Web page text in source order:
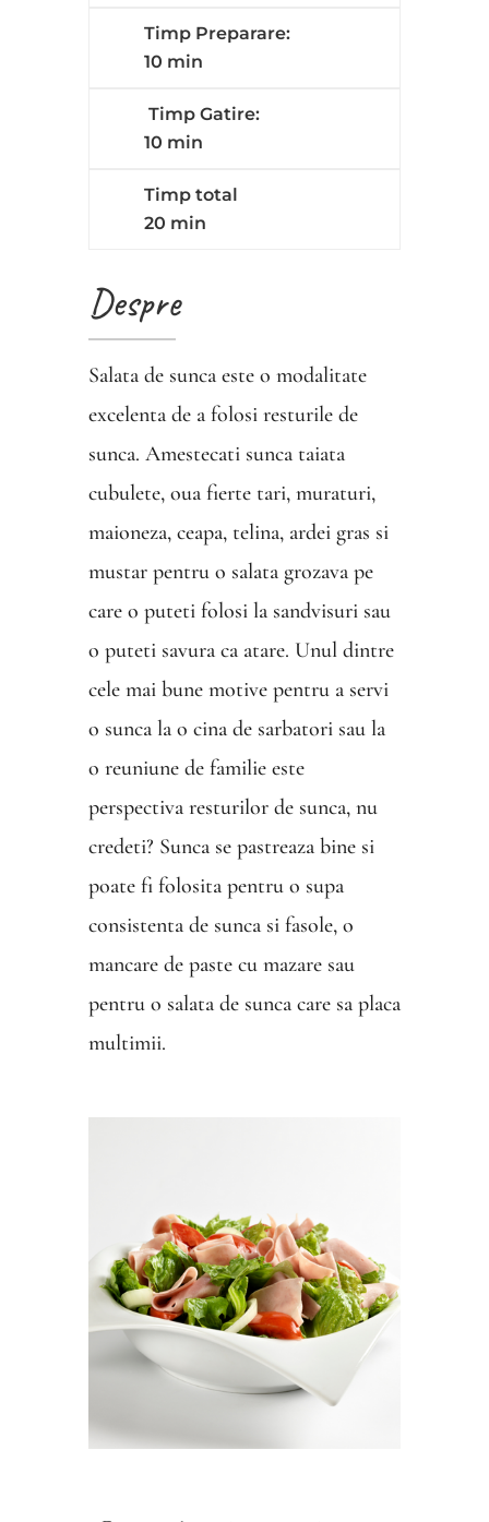
Timp Preparare:
10 min
Timp Gatire:
10 min
Timp total
20 min
Despre
Salata de sunca este o modalitate
excelenta de a folosi resturile de
sunca. Amestecati sunca taiata
cubulete, oua fierte tari, muraturi,
maioneza, ceapa, telina, ardei gras si
mustar pentru o salata grozava pe
care o puteti folosi la sandvisuri sau
o puteti savura ca atare. Unul dintre
cele mai bune motive pentru a servi
o sunca la o cina de sarbatori sau la
o reuniune de familie este
perspectiva resturilor de sunca, nu
credeti? Sunca se pastreaza bine si
poate fi folosita pentru o supa
consistenta de sunca si fasole, o
mancare de paste cu mazare sau
pentru o salata de sunca care sa placa
multimii.